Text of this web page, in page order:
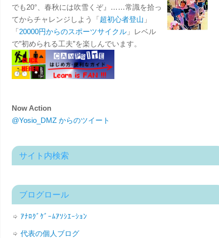
でも20°、春秋には吹雪くぞ』……常識を拾っ
てからチャレンジしよう「超初心者登山 」
「20000円からのスポーツサイクル」レベル
で”初められる工夫”を楽しんでいます。
Now Action
@Yosio_DMZ からのツイート
サイト内検索
ブログロール
ｱﾅﾛｸﾞｹﾞｰﾑｱｿｼｴｰｼｮﾝ
代表の個人ブログ